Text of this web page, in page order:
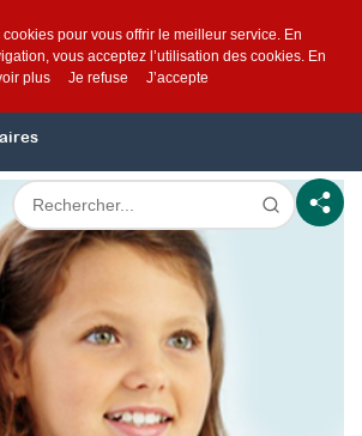
pour vous offrir le meilleur service. En
vous acceptez l’utilisation des cookies. En
plus
Je refuse J’accepte